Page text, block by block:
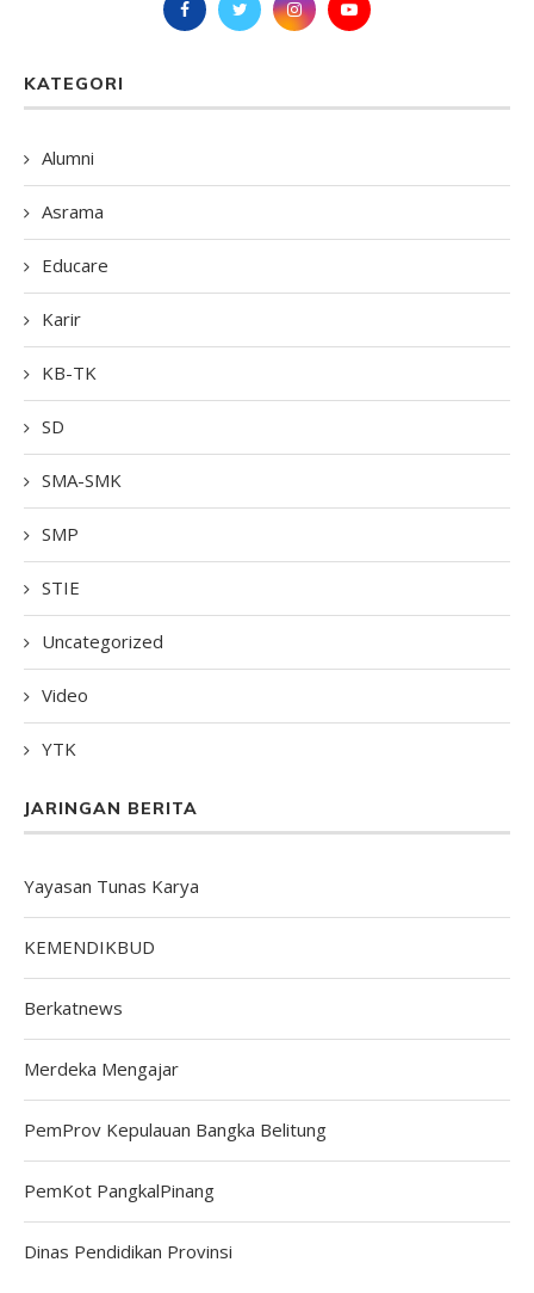
KATEGORI
Alumni
Asrama
Educare
Karir
KB-TK
SD
SMA-SMK
SMP
STIE
Uncategorized
Video
YTK
JARINGAN BERITA
Yayasan Tunas Karya
KEMENDIKBUD
Berkatnews
Merdeka Mengajar
PemProv Kepulauan Bangka Belitung
PemKot PangkalPinang
Dinas Pendidikan Provinsi